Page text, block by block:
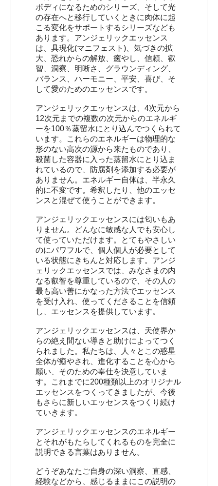
ボディになるためのシリーズ、そして光
の存在へと移行していくときに肉体に起
こる変化をサポートするシリーズなども
あります。アンジェリックエッセンス
は、具現化(マニフェスト)、気づきの拡
大、恐れからの解放、癒やし、信頼、叡
智、洞察、明晰さ、グラウンディング、
バランス、ハーモニー、平安、喜び、そ
して愛のためのエッセンスです。
アンジェリックエッセンスは、4次元から
12次元までの複数の次元からのエネルギ
ーを100％蒸留水にとり込んでつくられて
います。これらのエネルギーは物理的な
形のない高次の源から来たものであり、
殺菌した容器に入った蒸留水にとり込ま
れているので、防腐剤を添加する必要が
ありません。エネルギー自体は、半永久
的に不変です。希釈したり、他のエッセ
ンスと混ぜて使うことができます。
アンジェリックエッセンスには匂いもあ
りません。どんなに敏感な人でも安心し
て使っていただけます。とてもやさしい
のにパワフルで、個人個人が必要として
いる状態にきちんと対応します。アンジ
ェリックエッセンスでは、みなさまの内
なる叡智を尊重しているので、その人の
最も高い善にかなった方法でエッセンス
を受け入れ、使ってくださることを信頼
し、エッセンスを提供しています。
アンジェリックエッセンスは、天使界か
らの絶え間ない導きと助けによってつく
られました。私たちは、人々とこの惑星
全体が癒やされ、進化することを心から
願い、そのための奉仕を決意していま
す。これまでに200種類以上のオリジナル
エッセンスをつくってきましたが、今後
もさらに新しいエッセンスをつくり続け
ていきます。
アンジェリックエッセンスのエネルギー
とそれがもたらしてくれるものを完全に
説明できる言葉はありません。
どうぞあなたご自身の深い洞察、直感、
経験などから、感じるままにこの説明の